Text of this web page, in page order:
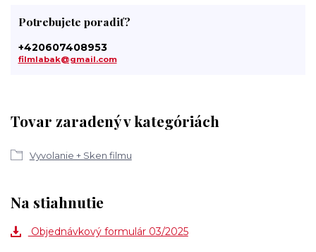
Tovar zaradený v kategóriách
Vyvolanie + Sken filmu
Potrebujete poradiť?
+420607408953
filmlabak@gmail.com
Na stiahnutie
Objednávkový formulár 03/2025